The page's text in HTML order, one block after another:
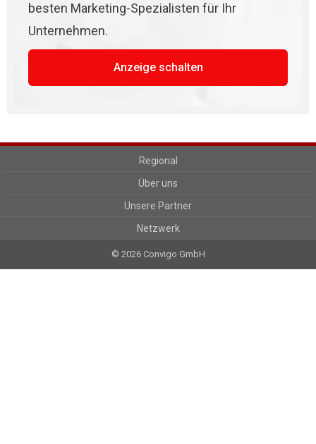
besten Marketing-Spezialisten für Ihr
Unternehmen.
Anzeige schalten
Regional
Über uns
Unsere Partner
Netzwerk
© 2026 Convigo GmbH